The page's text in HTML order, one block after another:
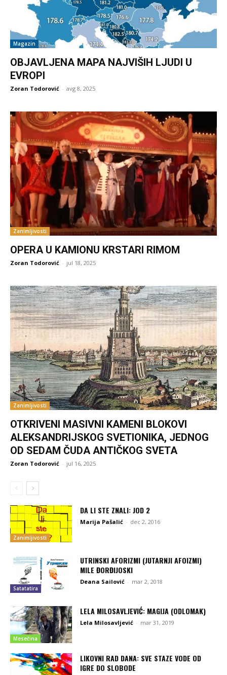
Magazin
OBJAVLJENA MAPA NAJVIŠIH LJUDI U
EVROPI
Zoran Todorović - avg 8, 2025
Zanimljivosti
OPERA U KAMIONU KRSTARI RIMOM
Zoran Todorović - jul 18, 2025
Zanimljivosti
OTKRIVENI MASIVNI KAMENI BLOKOVI
ALEKSANDRIJSKOG SVETIONIKA, JEDNOG
OD SEDAM ČUDA ANTIČKOG SVETA
Zoran Todorović - jul 16, 2025
Zanimljivosti
DA LI STE ZNALI: JOD 2
Marija Pašalić - dec 2, 2016
Satatatira
UTRINSKI AFORIZMI (JUTARNJI AFOIZMI)
MILE ĐORĐIJOSKI
Deana Sailović - mar 2, 2018
Mesečina
LELA MILOSAVLJEVIĆ: MAGIJA (ODLOMAK)
Lela Milosavljević - mar 31, 2019
LIKOVNI RAD DANA: SVE STAZE VODE OD
IGRE DO SLOBODE